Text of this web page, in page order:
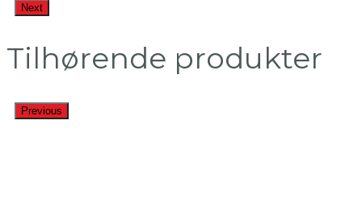
Next
Tilhørende produkter
Previous